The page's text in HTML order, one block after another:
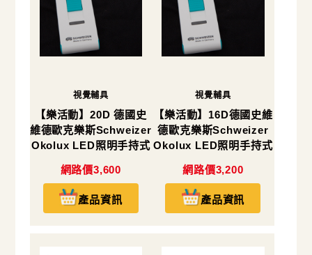
視覺輔具
【樂活動】20D 德國史
維德歐克樂斯Schweizer
Okolux LED照明手持式
網路價3,600
產品資訊
視覺輔具
【樂活動】16D德國史維
德歐克樂斯Schweizer
Okolux LED照明手持式
網路價3,200
產品資訊